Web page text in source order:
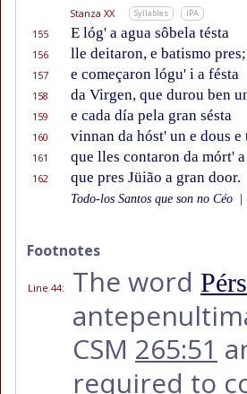
Stanza XX Syllables IPA
155 E lóg' a agua sôbela tésta
156 lle deitaron, e batismo pres;
157 e começaron lógu' i a fésta
158 da Virgen, que durou ben
159 e cada día pela gran sésta
160 vinnan da hóst' un e dous e
161 que lles contaron da mórt'
162 que pres Jüião a gran door.
Todo-los Santos que son no Céo
Footnotes
Line 44: The word
CSM 265:51
required to